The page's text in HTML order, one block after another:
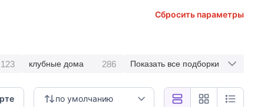
Сбросить параметры
123 клубные дома 286 Показать все подборки
по умолчанию